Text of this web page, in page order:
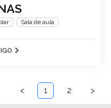
Sala de aula
< 1 2 >